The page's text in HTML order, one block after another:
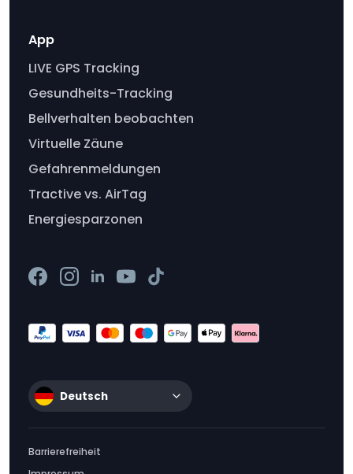
App
LIVE GPS Tracking
Gesundheits-Tracking
Bellverhalten beobachten
Virtuelle Zäune
Gefahrenmeldungen
Tractive vs. AirTag
Energiesparzonen
Deutsch
Barrierefreiheit